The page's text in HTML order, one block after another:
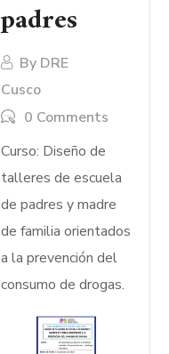
padres
By DRE
Cusco
0 Comments
Curso: Diseño de
talleres de escuela
de padres y madre
de familia orientados
a la prevención del
consumo de drogas.